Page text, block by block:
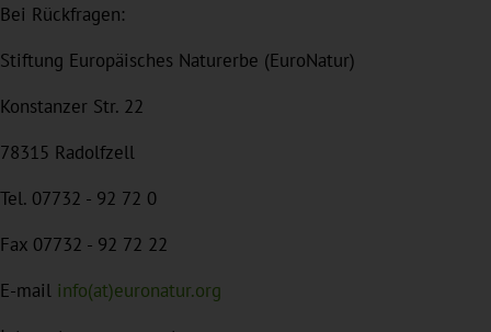
Bei Rückfragen:
Stiftung Europäisches Naturerbe (EuroNatur)
Konstanzer Str. 22
78315 Radolfzell
Tel. 07732 - 92 72 0
Fax 07732 - 92 72 22
E-mail info(at)euronatur.org